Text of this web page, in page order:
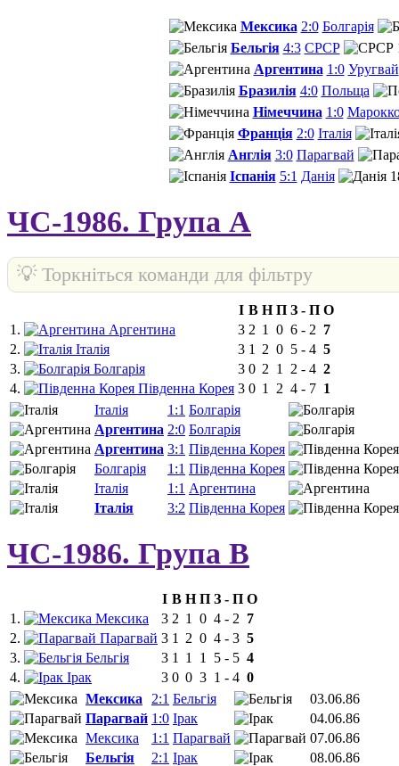
Мексика 2:0 Болгарія
Бельгія 4:3 СРСР
Аргентина 1:0 Уругвай
Бразилія 4:0 Польща
Німеччина 1:0
Франція 2:0 Італія
Англія 3:0 Парагвай
Іспанія 5:1 Данія
ЧС-1986. Група A
💡 Торкніться команди для фільтру
І В Н П З - П О
1.
Аргентина 3 2 1 0 6 - 2 7
2.
Італія 3 1 2 0 5 - 4 5
3.
Болгарія 3 0 2 1 2 - 4 2
4.
Південна Корея 3 0 1 2 4 - 7 1
Італія
1:1 Болгарія
Аргентина 2:0 Болгарія
Аргентина 3:1 Південна Корея
Болгарія
1:1 Південна Корея
Італія
1:1 Аргентина
Італія
3:2 Південна Корея
ЧС-1986. Група B
І В Н П З - П О
1.
Мексика 3 2 1 0 4 - 2 7
2.
Парагвай 3 1 2 0 4 - 3 5
3.
Бельгія 3 1 1 1 5 - 5 4
4.
Ірак 3 0 0 3 1 - 4 0
Мексика
2:1 Бельгія
03.06.86
Парагвай 1:0 Ірак
04.06.86
Мексика
1:1 Парагвай
07.06.86
Бельгія
2:1 Ірак
08.06.86